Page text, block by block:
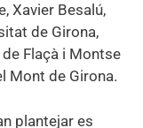
Xavier Besalú,
de Girona,
Flaçà i Montse
Mont de Girona.
plantejar es